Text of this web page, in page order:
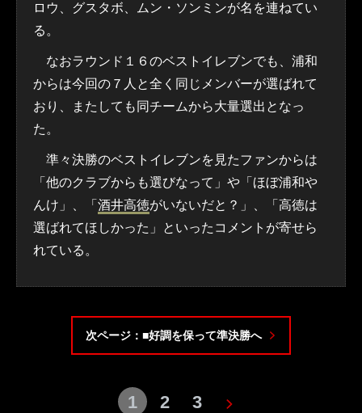
ロウ、グスタボ、ムン・ソンミンが名を連ねてい
る。
なおラウンド１６のベストイレブンでも、浦和
からは今回の７人と全く同じメンバーが選ばれて
おり、またしても同チームから大量選出となっ
た。
準々決勝のベストイレブンを見たファンからは
「他のクラブからも選びなって」や「ほぼ浦和や
んけ」、「 酒井高徳がいないだと？」、「高徳は
選ばれてほしかった」といったコメントが寄せら
れている。
次ページ：■好調を保って準決勝へ
1 2 3